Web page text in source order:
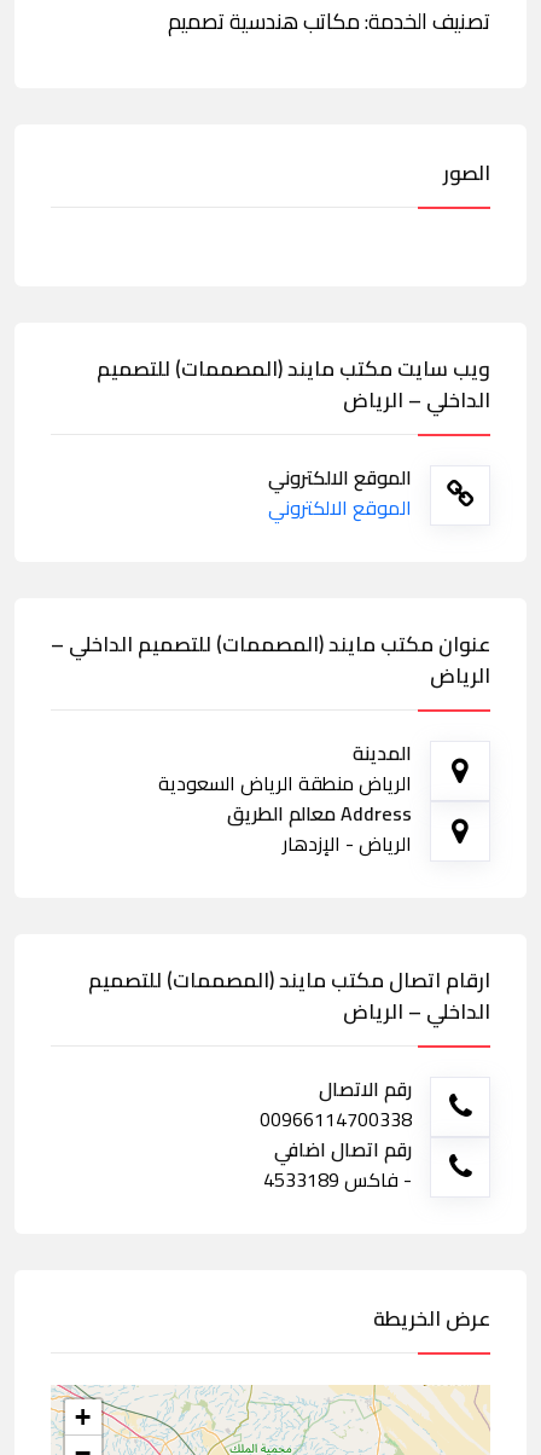
تصنيف الخدمة: مكاتب هندسية تصميم
الصور
ويب سايت مكتب مايند (المصممات) للتصميم
الداخلي – الرياض
الموقع الالكتروني
الموقع الالكتروني
عنوان مكتب مايند (المصممات) للتصميم الداخلي –
الرياض
المدينة
الرياض منطقة الرياض السعودية
Address معالم الطريق
الرياض - الإزدهار
ارقام اتصال مكتب مايند (المصممات) للتصميم
الداخلي – الرياض
رقم الاتصال
00966114700338
رقم اتصال اضافي
- فاكس 4533189
عرض الخريطة
+